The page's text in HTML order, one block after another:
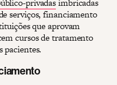
privadasimbricadas
serviços, financiamento
que aprovam
cursos de tratamento
pacientes.